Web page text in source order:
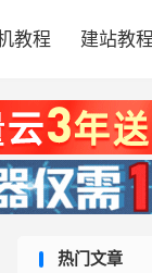
教程 建站教程
热门文章